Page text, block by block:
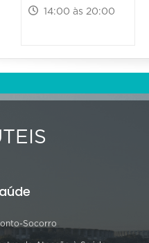
14:00 às 20:00
Socorro